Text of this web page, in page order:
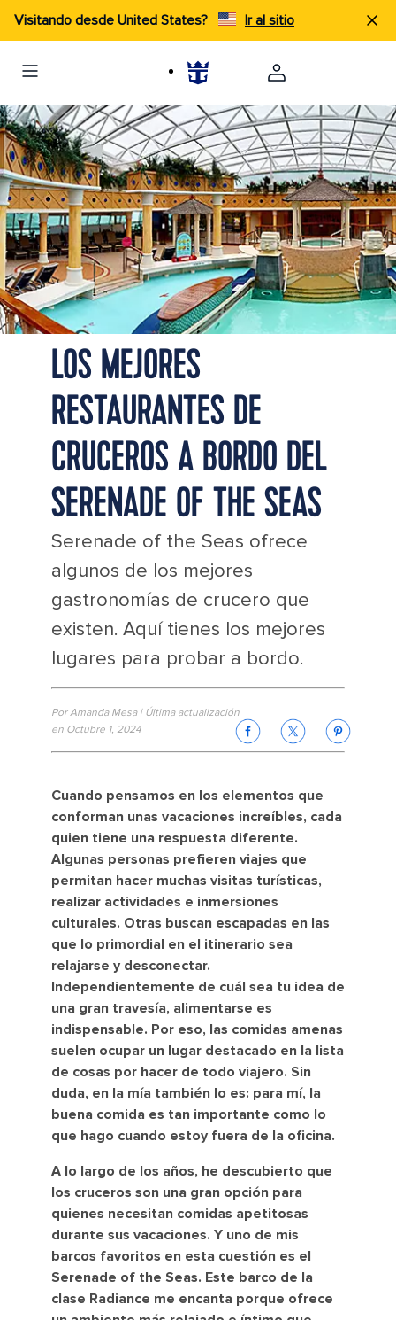
Visitando desde United States? Ir al sitio
LOS MEJORES
RESTAURANTES DE
CRUCEROS A BORDO DEL
SERENADE OF THE SEAS
Serenade of the Seas ofrece
algunos de los mejores
gastronomías de crucero que
existen. Aquí tienes los mejores
lugares para probar a bordo.
Por Amanda Mesa | Última actualización
en Octubre 1, 2024
Cuando pensamos en los elementos que
conforman unas vacaciones increíbles, cada
quien tiene una respuesta diferente.
Algunas personas prefieren viajes que
permitan hacer muchas visitas turísticas,
realizar actividades e inmersiones
culturales. Otras buscan escapadas en las
que lo primordial en el itinerario sea
relajarse y desconectar.
Independientemente de cuál sea tu idea de
una gran travesía, alimentarse es
indispensable. Por eso, las comidas amenas
suelen ocupar un lugar destacado en la lista
de cosas por hacer de todo viajero. Sin
duda, en la mía también lo es: para mí, la
buena comida es tan importante como lo
que hago cuando estoy fuera de la oficina.
A lo largo de los años, he descubierto que
los cruceros son una gran opción para
quienes necesitan comidas apetitosas
durante sus vacaciones. Y uno de mis
barcos favoritos en esta cuestión es el
Serenade of the Seas. Este barco de la
clase Radiance me encanta porque ofrece